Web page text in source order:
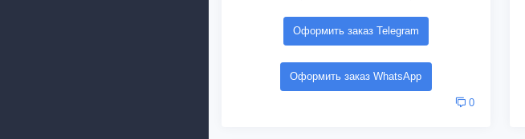
Оформить заказ Telegram
Оформить заказ WhatsApp
0